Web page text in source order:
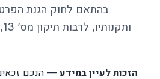
הזכות לעיין במידע — הנכם